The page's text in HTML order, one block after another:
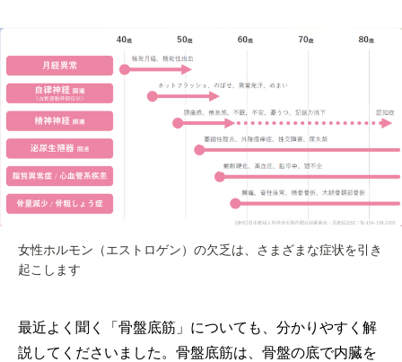
女性ホルモン（エストロゲン）の欠乏は、さまざまな症状を引き
起こします
最近よく聞く「骨盤底筋」についても、分かりやすく解
説してくださいました。骨盤底筋は、骨盤の底で内臓を